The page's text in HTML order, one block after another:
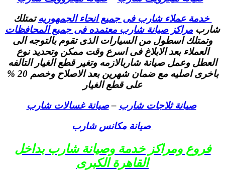
خدمة عملاء شارب فى جميع انحاء الجمهوريهتمتلك
شارب مراكز صيانة شارب معتمده فى جميع المحافظات
وتمتلك اسطول من السيارات الذى تقوم بالتوجه الى
العملاء بعد الابلاغ فى اسرع وقت ممكن وتحديد نوع
العطل وعمل صيانة شاربالازمه وتغير قطع الغيار التالفه
باخرى اصليه مع ضمان شهرين بعد الاصلاح وخصم 20 %
على قطع الغيار
صيانة ثلاجات شارب –صيانة غسالات شارب
صيانة مكانس شارب
فروع ومراكز خدمة وصيانة شارب بداخل
القاهرة الكبرى